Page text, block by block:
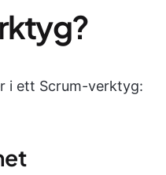
i ett Scrum-verktyg: